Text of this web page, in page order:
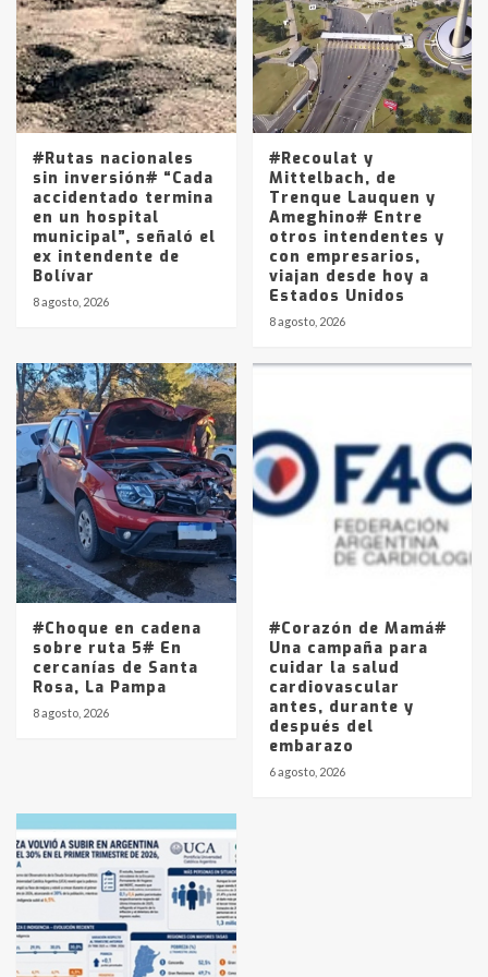
4
5
Los precios de los combustibles en
La Pampa, desde YPF hasta Axion
entre 857 a 1338 pesos
#Rutas nacionales
sin inversión# “Cada
accidentado termina
en un hospital
municipal”, señaló el
ex intendente de
Bolívar
8 agosto, 2026
#Recoulat y
Mittelbach, de
Trenque Lauquen y
Ameghino# Entre
otros intendentes y
con empresarios,
viajan desde hoy a
Estados Unidos
8 agosto, 2026
#Choque en cadena
sobre ruta 5# En
cercanías de Santa
Rosa, La Pampa
8 agosto, 2026
#Corazón de Mamá#
Una campaña para
cuidar la salud
cardiovascular
antes, durante y
después del
embarazo
6 agosto, 2026